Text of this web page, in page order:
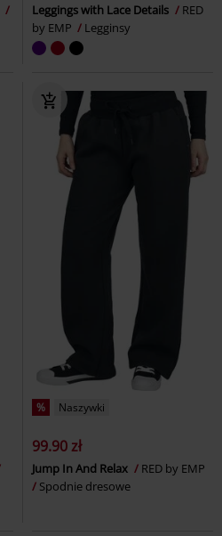
Leggings with Lace Details
RED
by EMP
Legginsy
% Naszywki
99.90 zł
Jump In And Relax
RED by EMP
Spodnie dresowe